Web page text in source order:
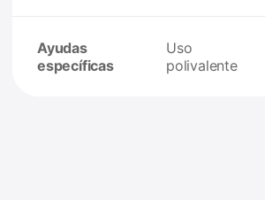
Ayudas
específicas
Uso
polivalente